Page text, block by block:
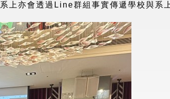
系上亦會透過Line群組事實傳遞學校與系